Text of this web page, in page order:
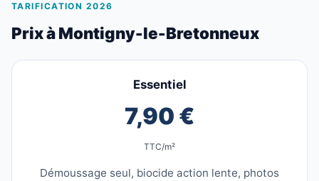
TARIFICATION 2026
Prix à Montigny-le-Bretonneux
Essentiel
7,90 €
TTC/m²
Démoussage seul, biocide action lente, photos